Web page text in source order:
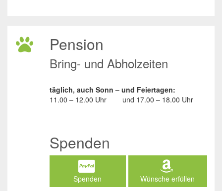
Pension
Bring- und Abholzeiten
täglich, auch Sonn – und Feiertagen:
11.00 – 12.00 Uhr
und 17.00 – 18.00 Uhr
Spenden
Spenden Wünsche erfüllen